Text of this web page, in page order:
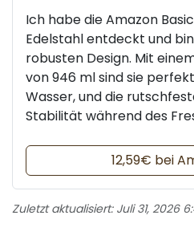
Ich habe die Amazon
Edelstahl entdeckt und
robusten Design. Mit
von 946 ml sind sie
Wasser, und die
Stabilität während des
12,59€ bei
Zuletzt aktualisiert: Juli 31, 2026